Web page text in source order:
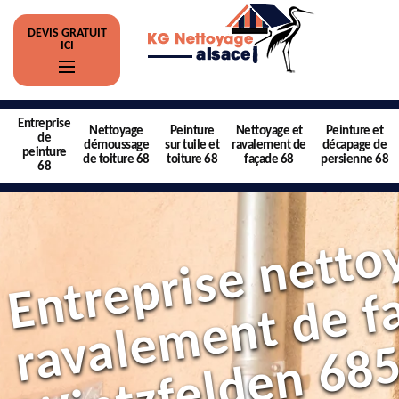
DEVIS GRATUIT
ICI
Entreprise
de
peinture
68
Nettoyage
démoussage
de toiture 68
Peinture
sur tuile et
toiture 68
Nettoyage et
ravalement de
façade 68
Peinture et
décapage de
persienne 68